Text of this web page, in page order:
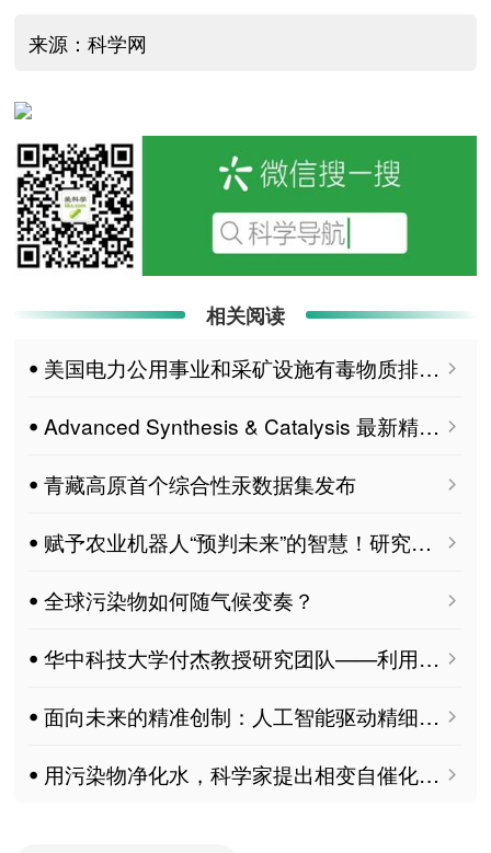
来源：科学网
相关阅读
ꔷ 美国电力公用事业和采矿设施有毒物质排放总量及其与人类健康的关系 MDPI Air
ꔷ Advanced Synthesis & Catalysis 最新精选文章限时免费开放阅读！
ꔷ 青藏高原首个综合性汞数据集发布
ꔷ 赋予农业机器人“预判未来”的智慧！研究团队实现环境污染物精准预警
ꔷ 全球污染物如何随气候变奏？
ꔷ 华中科技大学付杰教授研究团队——利用吲哚乙酸提高微藻对抗生素的耐受性、去除能力和产脂能力 MDPI Microorganisms
ꔷ 面向未来的精准创制：人工智能驱动精细化学品智能设计与合成
ꔷ 用污染物净化水，科学家提出相变自催化策略